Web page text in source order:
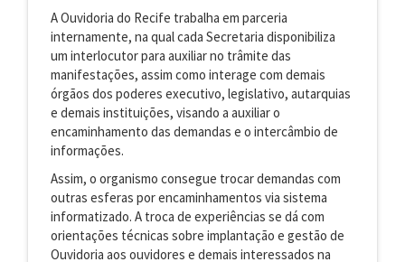
A Ouvidoria do Recife trabalha em parceria
internamente, na qual cada Secretaria disponibiliza
um interlocutor para auxiliar no trâmite das
manifestações, assim como interage com demais
órgãos dos poderes executivo, legislativo, autarquias
e demais instituições, visando a auxiliar o
encaminhamento das demandas e o intercâmbio de
informações.
Assim, o organismo consegue trocar demandas com
outras esferas por encaminhamentos via sistema
informatizado. A troca de experiências se dá com
orientações técnicas sobre implantação e gestão de
Ouvidoria aos ouvidores e demais interessados na